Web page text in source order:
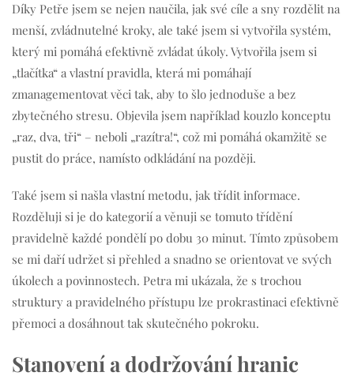
Díky Petře jsem se nejen naučila, jak své cíle a sny rozdělit na
menší, zvládnutelné kroky, ale také jsem si vytvořila systém,
který mi pomáhá efektivně zvládat úkoly. Vytvořila jsem si
„tlačítka“ a vlastní pravidla, která mi pomáhají
zmanagementovat věci tak, aby to šlo jednoduše a bez
zbytečného stresu. Objevila jsem například kouzlo konceptu
„raz, dva, tři“ – neboli „razítra!“, což mi pomáhá okamžitě se
pustit do práce, namísto odkládání na později.
Také jsem si našla vlastní metodu, jak třídit informace.
Rozděluji si je do kategorií a věnuji se tomuto třídění
pravidelně každé pondělí po dobu 30 minut. Tímto způsobem
se mi daří udržet si přehled a snadno se orientovat ve svých
úkolech a povinnostech. Petra mi ukázala, že s trochou
struktury a pravidelného přístupu lze prokrastinaci efektivně
přemoci a dosáhnout tak skutečného pokroku.
Stanovení a dodržování hranic